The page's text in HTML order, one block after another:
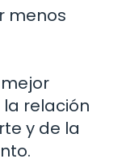
menos
relación
y de la